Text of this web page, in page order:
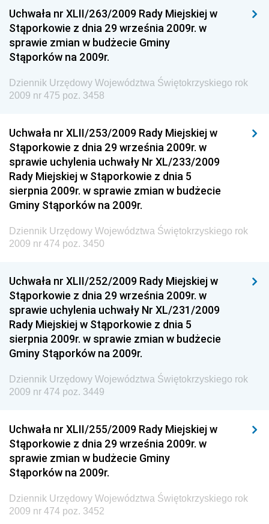
Dziennik Urzędowy Ministra Sprawiedliwości
Dziennik Urzędowy Ministra Rozwoju i Finansów
Dziennik Urzędowy Wyższego Urzędu Górniczego
Dziennik Urzędowy Prezesa Urzędu Transportu
Kolejowego
Technologii
Dziennik Urzędowy Ministra Inwestycji i Rozwoju
Dziennik Urzędowy Naczelnego Dyrektora Archiwów
Państwowych
Dziennik Urzędowy Ministra Finansów, Inwestycji i
Dziennik Urzędowy Ministra Klimatu
Dziennik Urzędowy Ministra Funduszy i Polityki
Regionalnej
Dziennik Urzędowy Ministra Aktywów Państwowych
Dziennik Urzędowy Ministra Zdrowia
Dziennik Urzędowy Ministra Środowiska i Głównego
Dziennik Urzędowy Ministra Klimatu i Środowiska
Narodowego i Sportu
Dziennik Urzędowy Ministra Finansów, Funduszy i
Polityki Regionalnej
Dziennik Urzędowy Ministra Rozwoju, Pracy i
Technologii
Dziennik Urzędowy Ministra Kultury, Dziedzictwa
Uchwała nr XLII/263/2009 Rady Miejskiej w
Stąporkowie z dnia 29 września 2009r. w
sprawie zmian w budżecie Gminy
Stąporków na 2009r.
Dziennik Urzędowy Województwa Świętokrzyskiego rok
2009 nr 475 poz. 3458
Uchwała nr XLII/253/2009 Rady Miejskiej w
Stąporkowie z dnia 29 września 2009r. w
sprawie uchylenia uchwały Nr XL/233/2009
Rady Miejskiej w Stąporkowie z dnia 5
sierpnia 2009r. w sprawie zmian w budżecie
Gminy Stąporków na 2009r.
Dziennik Urzędowy Województwa Świętokrzyskiego rok
2009 nr 474 poz. 3450
Uchwała nr XLII/252/2009 Rady Miejskiej w
Stąporkowie z dnia 29 września 2009r. w
sprawie uchylenia uchwały Nr XL/231/2009
Rady Miejskiej w Stąporkowie z dnia 5
sierpnia 2009r. w sprawie zmian w budżecie
Gminy Stąporków na 2009r.
Dziennik Urzędowy Województwa Świętokrzyskiego rok
2009 nr 474 poz. 3449
Uchwała nr XLII/255/2009 Rady Miejskiej w
Stąporkowie z dnia 29 września 2009r. w
sprawie zmian w budżecie Gminy
Stąporków na 2009r.
Dziennik Urzędowy Województwa Świętokrzyskiego rok
2009 nr 474 poz. 3452